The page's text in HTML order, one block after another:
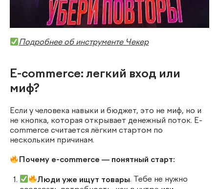
Подробнее об инструменте Чекер
E-commerce: легкий вход или
миф?
Если у человека навыки и бюджет, это не миф, но и
не кнопка, которая открывает денежный поток. E-
commerce считается лёгким стартом по
нескольким причинам.
Почему e-commerce — понятный старт:
Люди уже ищут товары. Тебе не нужно